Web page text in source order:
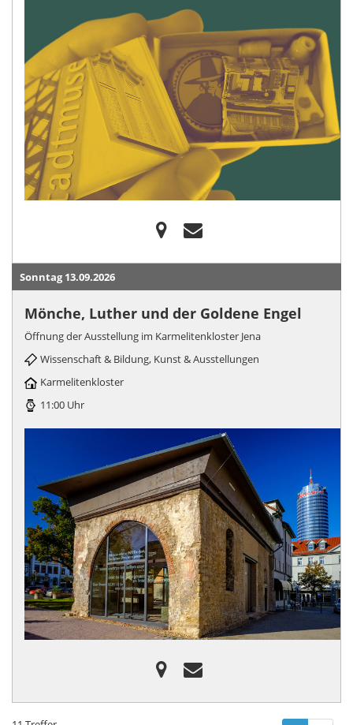
Sonntag 13.09.2026
Mönche, Luther und der Goldene Engel
Öffnung der Ausstellung im Karmelitenkloster Jena
Wissenschaft & Bildung, Kunst & Ausstellungen
Karmelitenkloster
11:00 Uhr